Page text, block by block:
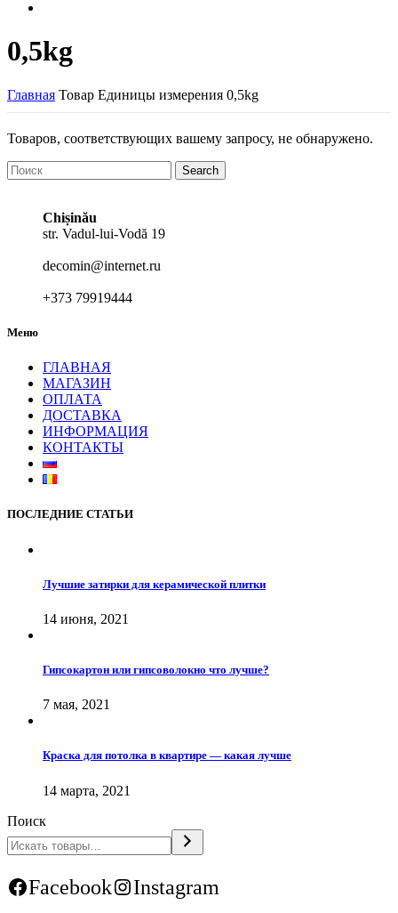
0,5kg
Главная Товар Единицы измерения 0,5kg
Товаров, соответствующих вашему запросу, не обнаружено.
Search
Chișinău
str. Vadul-lui-Vodă 19
decomin@internet.ru
+373 79919444
Меню
ГЛАВНАЯ
МАГАЗИН
ОПЛАТА
ДОСТАВКА
ИНФОРМАЦИЯ
КОНТАКТЫ
ПОСЛЕДНИЕ СТАТЬИ
Лучшие затирки для керамической плитки
14 июня, 2021
Гипсокартон или гипсоволокно что лучше?
7 мая, 2021
Краска для потолка в квартире — какая лучше
14 марта, 2021
Поиск
Facebook Instagram